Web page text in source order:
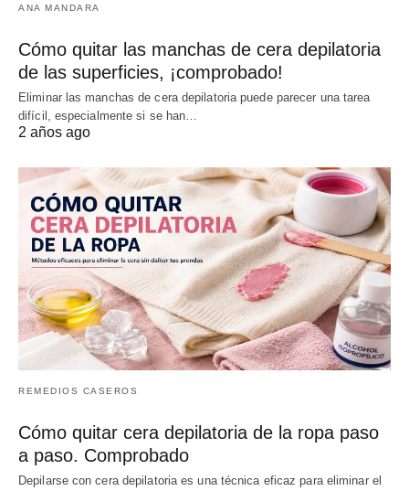
ANA MANDARA
Cómo quitar las manchas de cera depilatoria
de las superficies, ¡comprobado!
Eliminar las manchas de cera depilatoria puede parecer una tarea
difícil, especialmente si se han…
2 años ago
REMEDIOS CASEROS
Cómo quitar cera depilatoria de la ropa paso
a paso. Comprobado
Depilarse con cera depilatoria es una técnica eficaz para eliminar el